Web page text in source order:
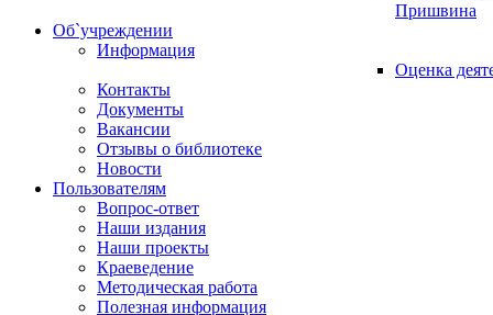
Пришвина
Об`учреждении
Информация
Оценка
Контакты
Документы
Вакансии
Отзывы о библиотеке
Новости
Пользователям
Вопрос-ответ
Наши издания
Наши проекты
Краеведение
Методическая работа
Полезная информация